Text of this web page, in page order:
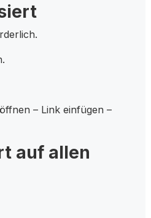
– Link einfügen –
auf allen